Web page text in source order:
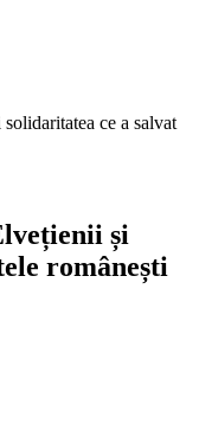
ce a salvat
și
românești